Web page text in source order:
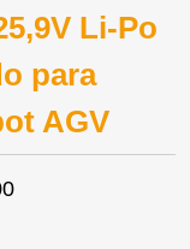
Li-Po
para
AGV